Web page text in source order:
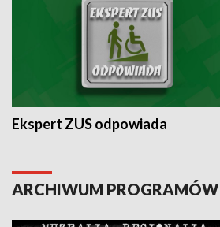
Ekspert ZUS odpowiada
ARCHIWUM PROGRAMÓW